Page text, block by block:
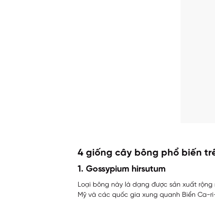
4 giống cây bông phổ biến
1. Gossypium hirsutum
Loại bông này là dạng được sản xuất
Mỹ và các quốc gia xung quanh Biển Ca-